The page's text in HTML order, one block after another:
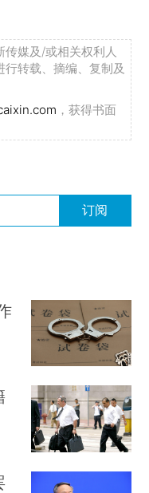
媒及/或相关权利人
转载、摘编、复制及
，获得书面
订阅